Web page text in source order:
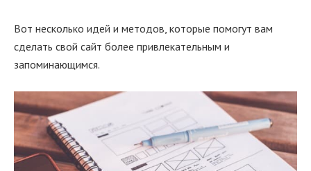
Вот несколько идей и методов, которые помогут вам
сделать свой сайт более привлекательным и
запоминающимся.